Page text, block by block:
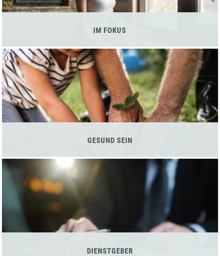
IM FOKUS
GESUND SEIN
DIENSTGEBER